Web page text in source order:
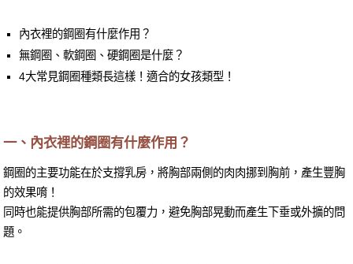
內衣裡的鋼圈有什麼作用？
無鋼圈、軟鋼圈、硬鋼圈是什麼？
4大常見鋼圈種類長這樣！適合的女孩類型！
一、內衣裡的鋼圈有什麼作用？
鋼圈的主要功能在於支撐乳房，將胸部兩側的肉肉挪到胸前，產生豐胸
的效果唷！
同時也能提供胸部所需的包覆力，避免胸部晃動而產生下垂或外擴的問
題。